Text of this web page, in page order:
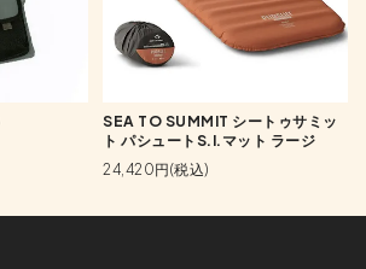
SEA TO SUMMIT シートゥサミッ
ト パシュートS.I.マット ラージ
24,420円(税込)